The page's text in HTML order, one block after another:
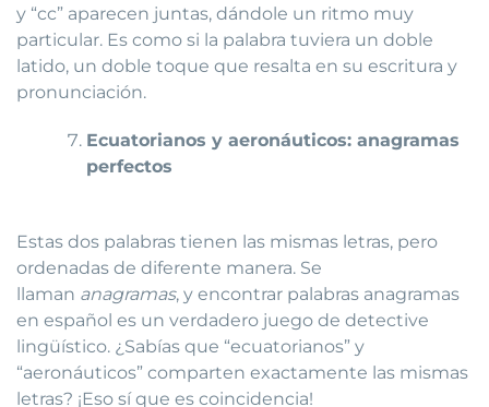
y “cc” aparecen juntas, dándole un ritmo muy
particular. Es como si la palabra tuviera un doble
latido, un doble toque que resalta en su escritura y
pronunciación.
Ecuatorianos y aeronáuticos: anagramas
perfectos
Estas dos palabras tienen las mismas letras, pero
ordenadas de diferente manera. Se
llaman anagramas, y encontrar palabras anagramas
en español es un verdadero juego de detective
lingüístico. ¿Sabías que “ecuatorianos” y
“aeronáuticos” comparten exactamente las mismas
letras? ¡Eso sí que es coincidencia!